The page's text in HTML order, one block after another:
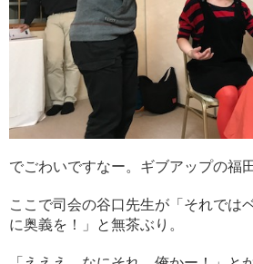
でごわいですなー。ギブアップの福
ここで司会の谷口先生が「それでは
に奥義を！」と無茶ぶり。